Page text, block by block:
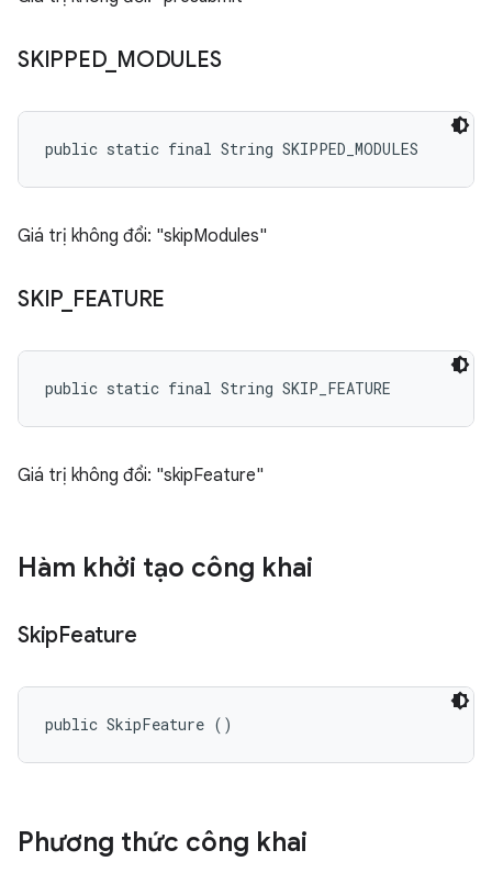
SKIPPED_ MODULES
public static final String SKIPPED_MODULES
Giá trị không đổi: "skipModules"
SKIP_ FEATURE
public static final String SKIP_FEATURE
Giá trị không đổi: "skipFeature"
Hàm khởi tạo công khai
SkipFeature
public SkipFeature ()
Phương thức công khai